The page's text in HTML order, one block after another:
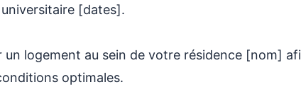
universitaire [dates].
un logement au sein de votre résidence [nom]
optimales.